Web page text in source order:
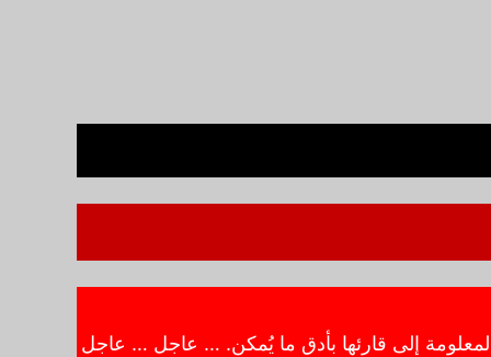
إلى قارئها بأدق ما يُمكن. … عاجل … عاجل